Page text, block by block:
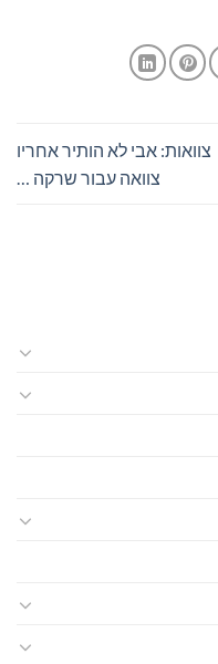
צוואות: אבי לא הותיר אחריו
צוואה עבור שרקה …